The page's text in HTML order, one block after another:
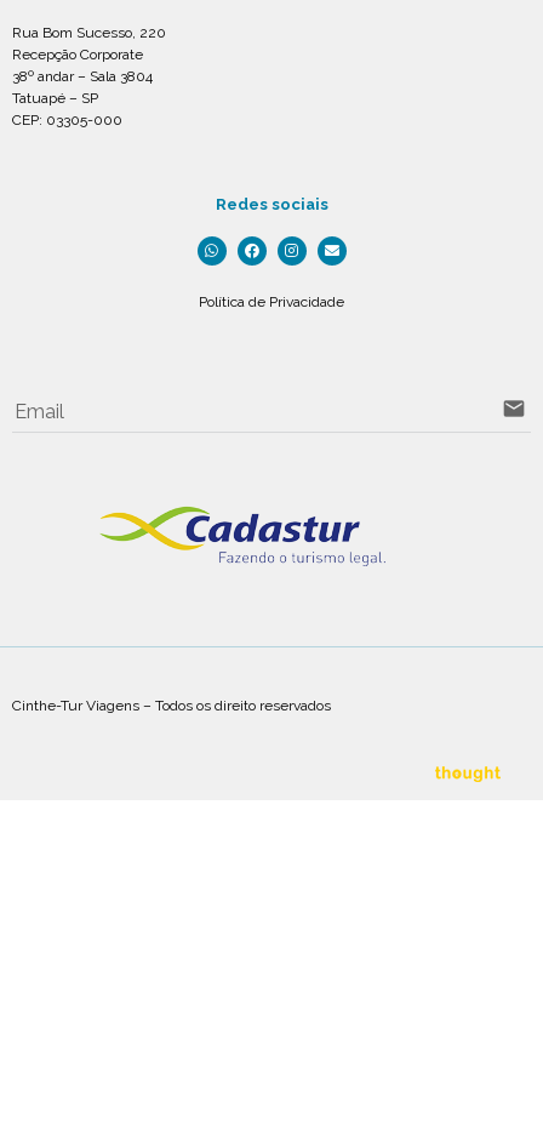
Rua Bom Sucesso, 220
Recepção Corporate
38º andar – Sala 3804
Tatuapé – SP
CEP: 03305-000
Redes sociais
Política de Privacidade
Email email
Cinthe-Tur Viagens – Todos os direito reservados